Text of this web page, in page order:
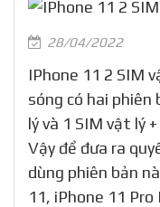
28/04/2022
IPhone 11 2 SIM
sóng có hai phiên
lý và 1 SIM vật lý
Vậy để đưa ra
dùng phiên bản
11, iPhone 11 Pro